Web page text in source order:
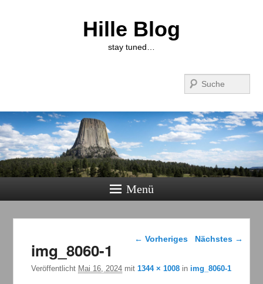
Hille Blog
stay tuned…
Menü
Bilder-Navigation
← Vorheriges Nächstes →
img_8060-1
Veröffentlicht Mai 16, 2024 mit1344 × 1008 in img_8060-1